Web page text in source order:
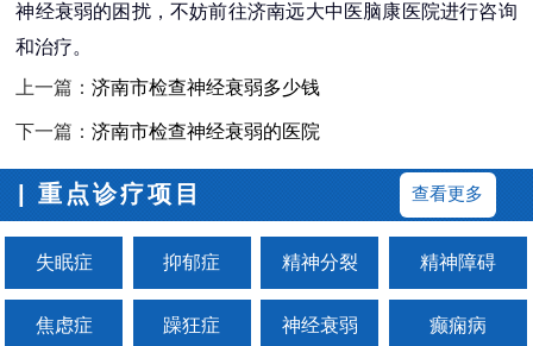
神经衰弱的困扰，不妨前往济南远大中医脑康医院进行咨询
和治疗。
上一篇：济南市检查神经衰弱多少钱
下一篇：济南市检查神经衰弱的医院
| 重点诊疗项目 查看更多
失眠症 抑郁症 精神分裂 精神障碍
焦虑症 躁狂症 神经衰弱 癫痫病